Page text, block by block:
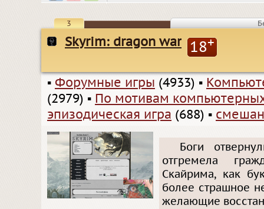
3
Skyrim: dragon war 18+
▪ Форумные игры (4933) ▪
(2979) ▪ По мотивам
эпизодическая игра (688) ▪
Боги
отгремела
Скайрима, как
более страшное
желающие